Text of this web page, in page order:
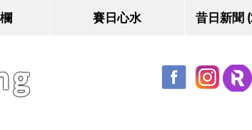
賽日心水 昔日新聞